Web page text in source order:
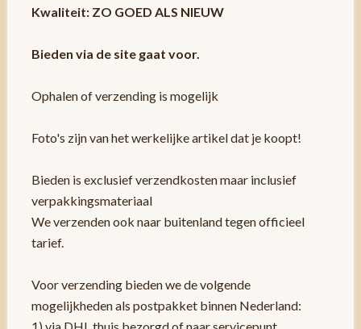
Kwaliteit: ZO GOED ALS NIEUW
Bieden via de site gaat voor.
Ophalen of verzending is mogelijk
Foto's zijn van het werkelijke artikel dat je koopt!
Bieden is exclusief verzendkosten maar inclusief
verpakkingsmateriaal
We verzenden ook naar buitenland tegen officieel
tarief.
Voor verzending bieden we de volgende
mogelijkheden als postpakket binnen Nederland: